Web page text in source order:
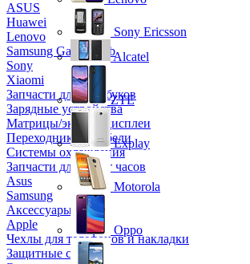
ASUS
Huawei
Lenovo
Samsung Galaxy Tab
Sony
Xiaomi
Запчасти для ноутбуков
Зарядные устройства
Матрицы/экраны/дисплеи
Переходники и кабели
Системы охлаждения
Запчасти для смарт часов
Asus
Samsung
Аксессуары
Apple
Чехлы для телефонов и накладки
Защитные стекла
Sony Ericsson
Alcatel
ZTE
Explay
Motorola
Oppo